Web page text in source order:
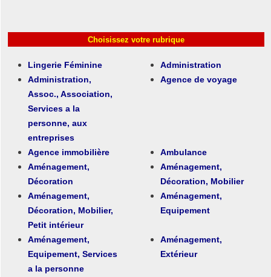
Choisissez votre rubrique
Lingerie Féminine
Administration
Administration,
Assoc., Association,
Services a la
personne, aux
entreprises
Agence de voyage
Agence immobilière
Ambulance
Aménagement,
Décoration
Aménagement,
Décoration, Mobilier
Aménagement,
Décoration, Mobilier,
Petit intérieur
Aménagement,
Equipement
Aménagement,
Equipement, Services
a la personne
Aménagement,
Extérieur